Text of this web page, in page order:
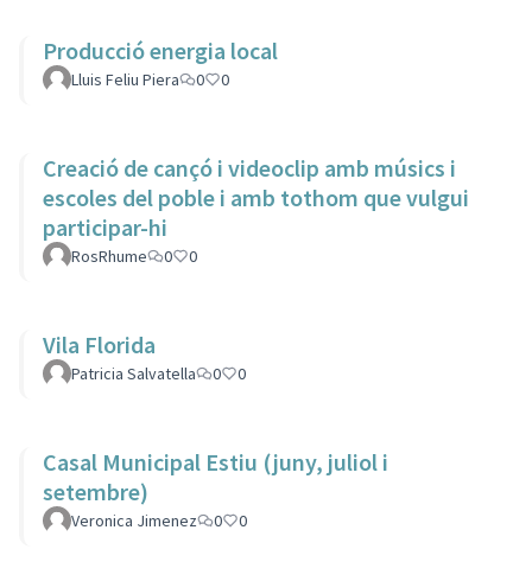
Producció energia local
Lluis Feliu Piera 0 0
Creació de cançó i videoclip amb músics i
escoles del poble i amb tothom que vulgui
participar-hi
RosRhume 0 0
Vila Florida
Patricia Salvatella 0 0
Casal Municipal Estiu (juny, juliol i
setembre)
Veronica Jimenez 0 0